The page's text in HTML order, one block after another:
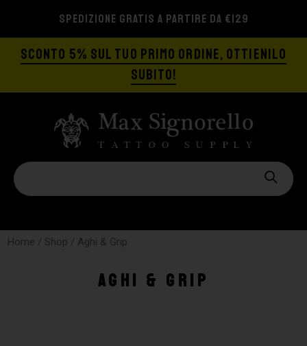
SPEDIZIONE GRATIS A PARTIRE DA €129
SCONTO 5% SUL TUO PRIMO ORDINE, OTTIENILO
SUBITO!
Home / Shop / Aghi & Grip
Aghi & Grip